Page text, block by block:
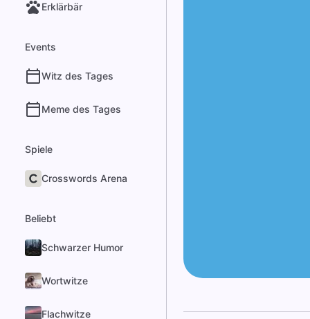
Erklärbär
Events
Witz des Tages
Meme des Tages
Spiele
Crosswords Arena
Beliebt
Schwarzer Humor
Wortwitze
Flachwitze